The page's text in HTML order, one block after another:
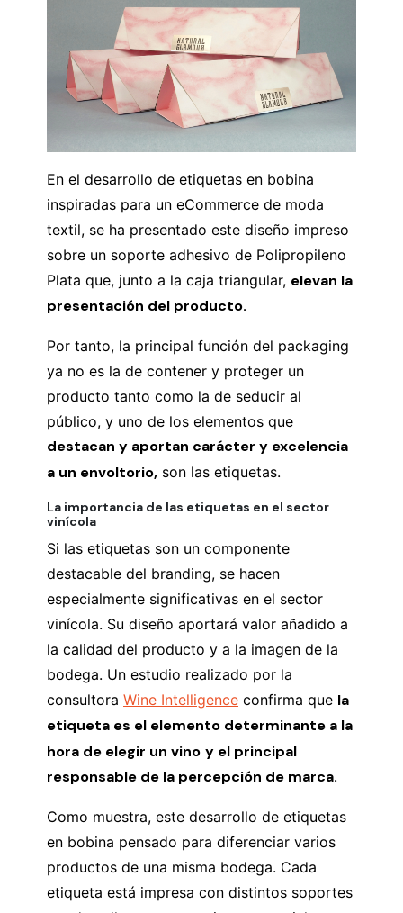
En el desarrollo de etiquetas en bobina
inspiradas para un eCommerce de moda
textil, se ha presentado este diseño impreso
sobre un soporte adhesivo de Polipropileno
Plata que, junto a la caja triangular, elevan la
presentación del producto.
Por tanto, la principal función del packaging
ya no es la de contener y proteger un
producto tanto como la de seducir al
público, y uno de los elementos que
destacan y aportan carácter y excelencia
a un envoltorio, son las etiquetas.
La importancia de las etiquetas en el sector
vinícola
Si las etiquetas son un componente
destacable del branding, se hacen
especialmente significativas en el sector
vinícola. Su diseño aportará valor añadido a
la calidad del producto y a la imagen de la
bodega. Un estudio realizado por la
consultora Wine Intelligence confirma que la
etiqueta es el elemento determinante a la
hora de elegir un vino y el principal
responsable de la percepción de marca.
Como muestra, este desarrollo de etiquetas
en bobina pensado para diferenciar varios
productos de una misma bodega. Cada
etiqueta está impresa con distintos soportes